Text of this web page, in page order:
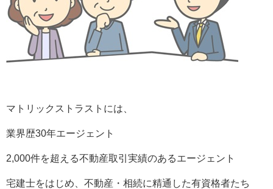
マトリックストラストには、
業界歴30年エージェント
2,000件を超える不動産取引実績のあるエージェント
宅建士をはじめ、不動産・相続に精通した有資格者たち